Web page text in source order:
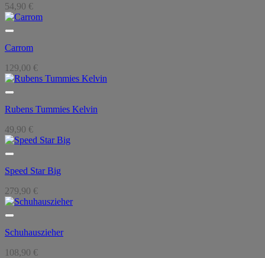
54,90 €
Carrom
129,00 €
Rubens Tummies Kelvin
49,90 €
Speed Star Big
279,90 €
Schuhauszieher
108,90 €